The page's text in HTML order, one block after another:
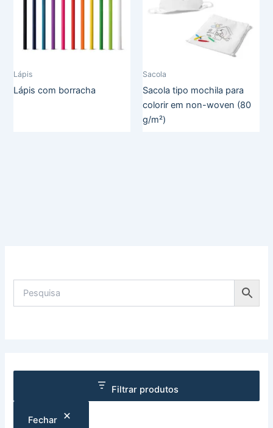
Filtrar produtos
Fechar
Lápis
Lápis com borracha
Sacola
Sacola tipo mochila para
colorir em non-woven (80
g/m²)